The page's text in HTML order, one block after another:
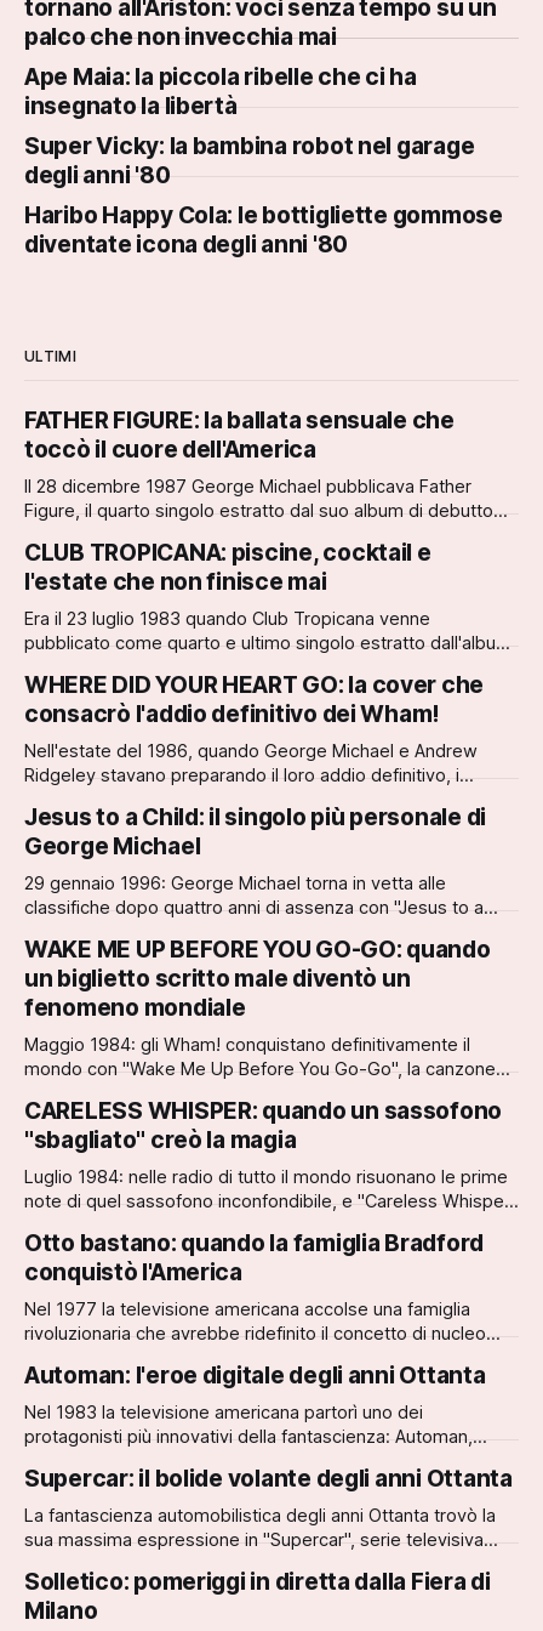
tornano all'Ariston: voci senza tempo su un
palco che non invecchia mai
Ape Maia: la piccola ribelle che ci ha
insegnato la libertà
Super Vicky: la bambina robot nel garage
degli anni '80
Haribo Happy Cola: le bottigliette gommose
diventate icona degli anni '80
ULTIMI
FATHER FIGURE: la ballata sensuale che
toccò il cuore dell'America
Il 28 dicembre 1987 George Michael pubblicava Father
Figure, il quarto singolo estratto dal suo album di debutto
dall'artista, raggiunse la prima posizione della Billboard Hot
100 americana il 27 febbraio 1988, rimanendo in vetta per
due s...
CLUB TROPICANA: piscine, cocktail e
l'estate che non finisce mai
Era il 23 luglio 1983 quando Club Tropicana venne
pubblicato come quarto e ultimo singolo estratto dall'album
appena 19 e 20 anni quando la loro satira sui pacchetti
vacanza economici per giovani single conquistò le
classifiche britanniche. Il b...
WHERE DID YOUR HEART GO: la cover che
consacrò l'addio definitivo dei Wham!
Nell'estate del 1986, quando George Michael e Andrew
Ridgeley stavano preparando il loro addio definitivo, i
di un'era. "Where Did Your Heart Go?" era stata
originariamente scritta dai fratelli David e Don Was dei Was
(Not Was) e pubbli...
Jesus to a Child: il singolo più personale di
George Michael
29 gennaio 1996: George Michael torna in vetta alle
classifiche dopo quattro anni di assenza con "Jesus to a
La canzone debutta direttamente al primo posto della UK
Singles Chart, diventando la prima numero uno da solista di
George Mi...
WAKE ME UP BEFORE YOU GO-GO: quando
un biglietto scritto male diventò un
fenomeno mondiale
Maggio 1984: gli Wham! conquistano definitivamente il
mondo con "Wake Me Up Before You Go-Go", la canzone
fenomeno globale. Il singolo, pubblicato il 14 maggio 1984,
debuttò direttamente al quarto posto nella UK Singles Chart
e raggiunse la vetta ...
CARELESS WHISPER: quando un sassofono
"sbagliato" creò la magia
Luglio 1984: nelle radio di tutto il mondo risuonano le prime
note di quel sassofono inconfondibile, e "Careless Whisper"
George Michael debutta al 12° posto nella UK Singles Chart
dopo appena dieci giorni dall'uscita, per poi scalare fino al...
Otto bastano: quando la famiglia Bradford
conquistò l'America
Nel 1977 la televisione americana accolse una famiglia
rivoluzionaria che avrebbe ridefinito il concetto di nucleo
portava nelle case americane e successivamente italiane la
storia di Tom Bradford, giornalista vedovo che cresceva da
solo ot...
Automan: l'eroe digitale degli anni Ottanta
Nel 1983 la televisione americana partorì uno dei
protagonisti più innovativi della fantascienza: Automan,
programmatore geniale. La serie, trasmessa in Italia su
Canale 5, portava nelle case degli spettatori una visione
futuristica dove la tecnologia ...
Supercar: il bolide volante degli anni Ottanta
La fantascienza automobilistica degli anni Ottanta trovò la
sua massima espressione in "Supercar", serie televisiva
un'automobile in un sogno tecnologico irraggiungibile.
Trasmessa in Italia dal 1983, la serie conquistò
Solletico: pomeriggi in diretta dalla Fiera di
Milano